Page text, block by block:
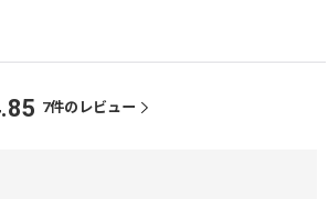
7件のレビュー